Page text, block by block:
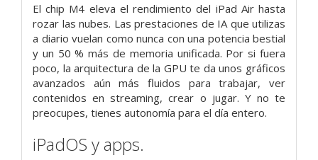
El chip M4 eleva el rendimiento del iPad Air hasta
rozar las nubes. Las prestaciones de IA que utilizas
a diario vuelan como nunca con una potencia bestial
y un 50 % más de memoria unificada. Por si fuera
poco, la arquitectura de la GPU te da unos gráficos
avanzados aún más fluidos para trabajar, ver
contenidos en streaming, crear o jugar. Y no te
preocupes, tienes autonomía para el día entero.
iPadOS y apps.